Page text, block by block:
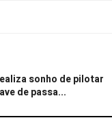
sonho de pilotar
de passa...